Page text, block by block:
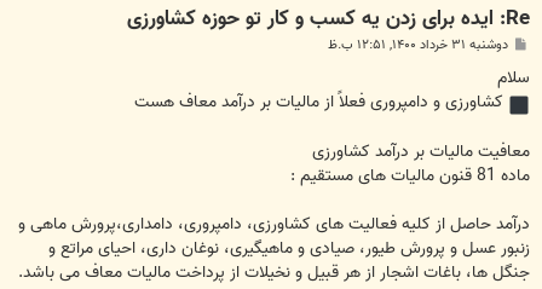
Re: ایده برای زدن یه کسب و کار تو حوزه کشاورزی
ت
دوشنبه ۳۱ خرداد ۱۴۰۰, ۱۲:۵۱ ب.ظ
سلام
کشاورزی و دامپروری فعلاً از مالیات بر درآمد معاف هست
معافیت مالیات بر درآمد کشاورزی
ماده 81 قنون مالیات های مستقیم :
درآمد حاصل از کلیه فعالیت های کشاورزی، دامپروری، دامداری،پرورش ماهی و
زنبور عسل و پرورش طیور، صیادی و ماهیگیری، نوغان داری، احیای مراتع و
جنگل ها، باغات اشجار از هر قبیل و نخیلات از پرداخت مالیات معاف می باشد.